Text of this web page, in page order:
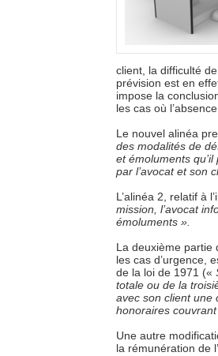
client, la difficulté
prévision est en
impose la
les cas où
Le nouvel alinéa
des modalités de
et émoluments
par l’avocat et son
L’alinéa 2, relatif à
mission, l’avocat
émoluments ».
La deuxième partie
les cas d’urgence,
de la loi de 1971 («
totale ou de la
avec son client une
honoraires
Une autre
la rémunération de